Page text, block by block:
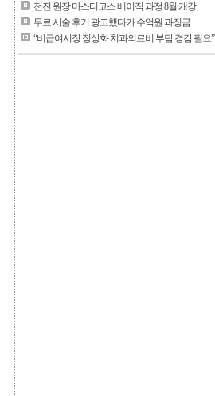
전진 원장 마스터코스 베이직 과정 8월 개강
무료 시술 후기 광고했다가 수억원 과징금
“비급여시장 정상화 치과의료비 부담 경감 필요”